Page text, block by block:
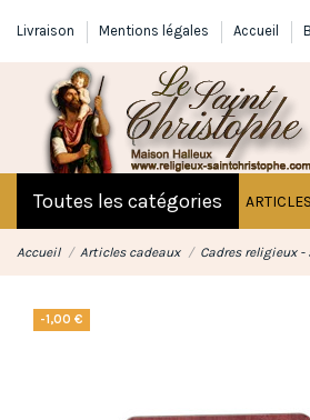
Livraison Mentions légales Accueil
Toutes les catégories
Accueil Articles cadeaux Cadres religieux -
-1,00 €